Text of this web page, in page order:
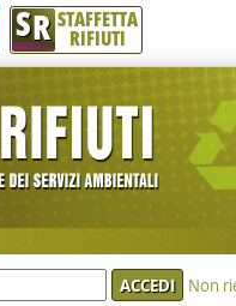
interamente la notizia.
SR STAFFETTA
RIFIUTI
Non